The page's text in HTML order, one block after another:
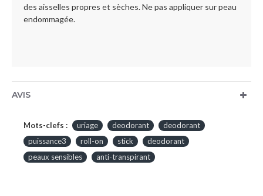
des aisselles propres et sèches. Ne pas appliquer sur peau
endommagée.
AVIS
Mots-clefs : uriage deodorant
deodorant
puissance3
roll-on stick
deodorant
peaux sensibles
anti-transpirant